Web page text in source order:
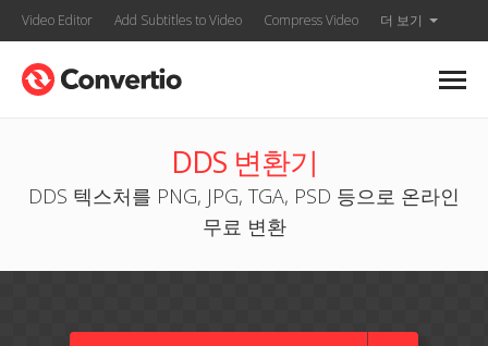
Video Editor Add Subtitles to Video Compress Video 더 보기
DDS 변환기
DDS 텍스처를 PNG, JPG, TGA, PSD 등으로 온라인
무료 변환